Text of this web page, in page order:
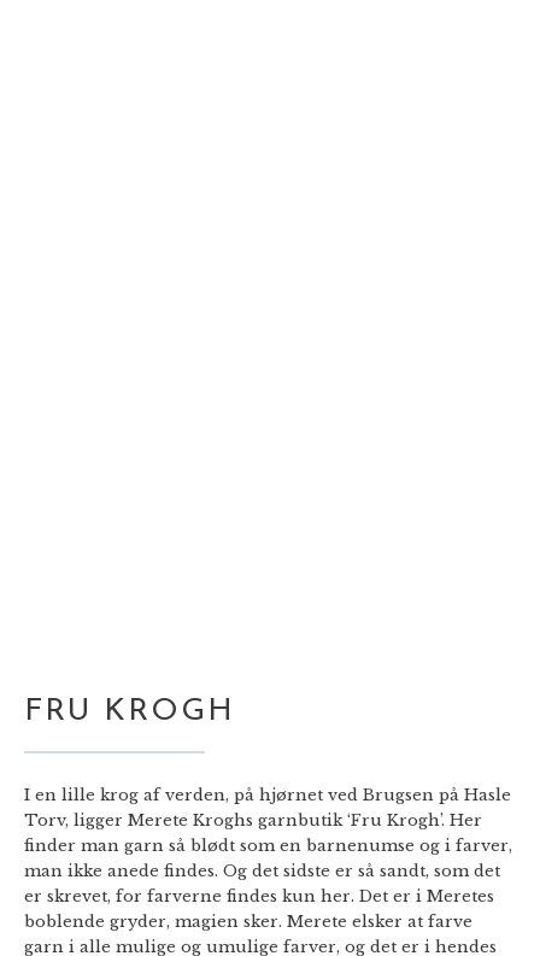
FRU KROGH
I en lille krog af verden, på hjørnet ved Brugsen på Hasle
Torv, ligger Merete Kroghs garnbutik ‘Fru Krogh’. Her
finder man garn så blødt som en barnenumse og i farver,
man ikke anede findes. Og det sidste er så sandt, som det
er skrevet, for farverne findes kun her. Det er i Meretes
boblende gryder, magien sker. Merete elsker at farve
garn i alle mulige og umulige farver, og det er i hendes